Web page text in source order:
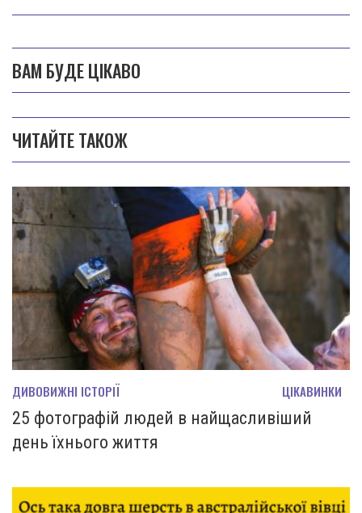
ВАМ БУДЕ ЦІКАВО
ЧИТАЙТЕ ТАКОЖ
ДИВОВИЖНІ ІСТОРІЇ ЦІКАВИНКИ
25 фотографій людей в найщасливіший
день їхнього життя